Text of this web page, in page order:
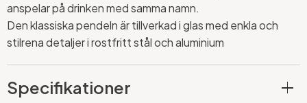
anspelar på drinken med samma namn.
Den klassiska pendeln är tillverkad i glas med enkla och
stilrena detaljer i rostfritt stål och aluminium
Specifikationer